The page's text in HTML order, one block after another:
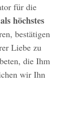
für die
höchstes
bestätigen
Liebe zu
die Ihm
wir Ihn